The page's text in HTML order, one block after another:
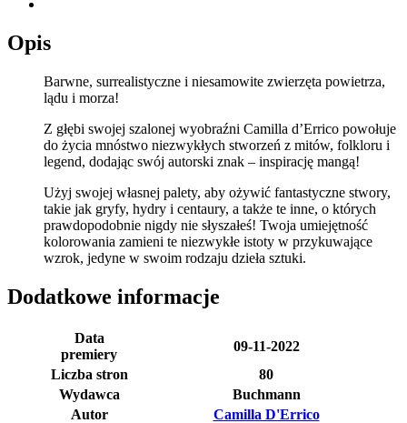
Opis
Barwne, surrealistyczne i niesamowite zwierzęta powietrza,
lądu i morza!
Z głębi swojej szalonej wyobraźni Camilla d’Errico powołuje
do życia mnóstwo niezwykłych stworzeń z mitów, folkloru i
legend, dodając swój autorski znak – inspirację mangą!
Użyj swojej własnej palety, aby ożywić fantastyczne stwory,
takie jak gryfy, hydry i centaury, a także te inne, o których
prawdopodobnie nigdy nie słyszałeś! Twoja umiejętność
kolorowania zamieni te niezwykłe istoty w przykuwające
wzrok, jedyne w swoim rodzaju dzieła sztuki.
Dodatkowe informacje
Data
premiery
09-11-2022
Liczba stron
80
Wydawca
Buchmann
Autor
Camilla D'Errico